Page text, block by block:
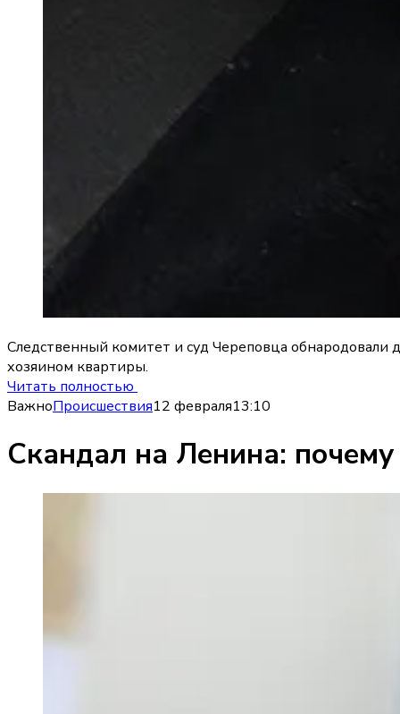
Следственный комитет и суд Череповца обнародовали
хозяином квартиры.
Читать полностью
ВажноПроисшествия12 февраля13:10
Скандал на Ленина: